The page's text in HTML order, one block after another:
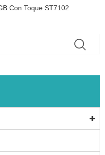
Con Toque ST7102